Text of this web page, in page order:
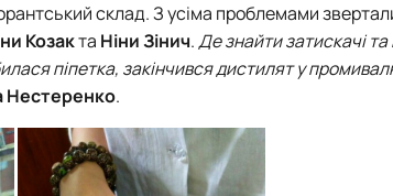
склад. З усіма проблемами
Козакта Ніни Зінич.Де знайти затискачі
піпетка, закінчився дистилят у
Нестеренко.